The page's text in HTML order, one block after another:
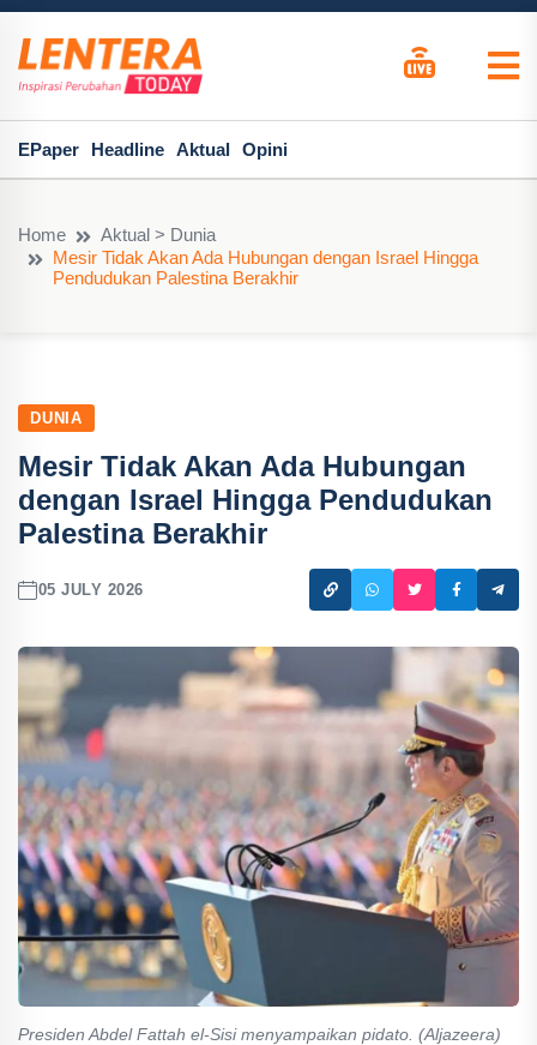
EPaper Headline Aktual Opini
Home
Aktual > Dunia
Mesir Tidak Akan Ada Hubungan dengan Israel Hingga
Pendudukan Palestina Berakhir
DUNIA
Mesir Tidak Akan Ada Hubungan
dengan Israel Hingga Pendudukan
Palestina Berakhir
05 JULY 2026
Presiden Abdel Fattah el-Sisi menyampaikan pidato. (Aljazeera)